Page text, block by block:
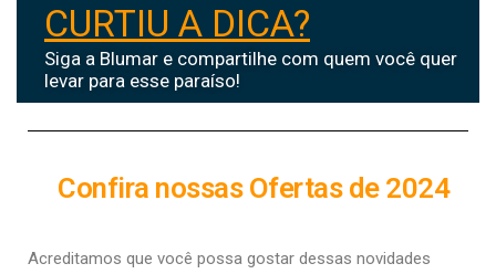
CURTIU A DICA?
Siga a Blumar e compartilhe com quem você quer
levar para esse paraíso!
Confira nossas Ofertas de 2024
Acreditamos que você possa gostar dessas novidades